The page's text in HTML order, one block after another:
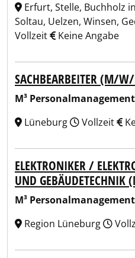
Erfurt, Stelle, Buchholz
Soltau, Uelzen, Winsen,
Vollzeit
Keine Angabe
SACHBEARBEITER (M/
M³
Lüneburg
Vollzeit
ELEKTRONIKER /
UND
M³
Region Lüneburg